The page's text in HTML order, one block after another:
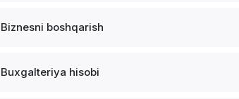
Biznesni boshqarish
Buxgalteriya hisobi